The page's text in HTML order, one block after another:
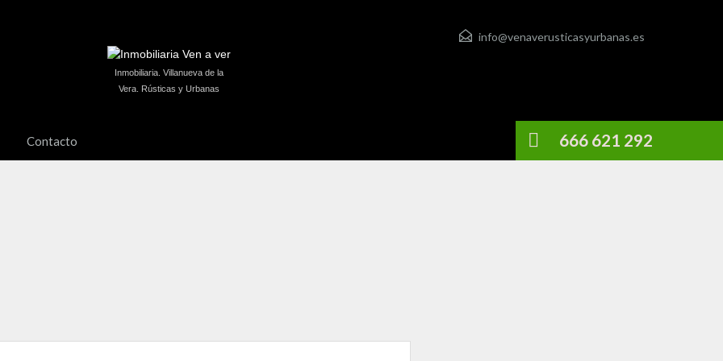
info@venaverusticasyurbanas.es
Inmobiliaria. Villanueva de la
Vera. Rústicas y Urbanas
Contacto 666 621 292